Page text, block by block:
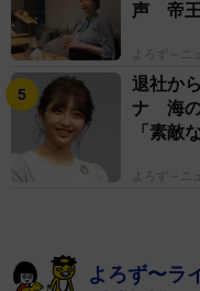
声 帝王
よろず～ニ
退社か
ナ 海の
「素敵
よろず～ニ
よろず〜ラ